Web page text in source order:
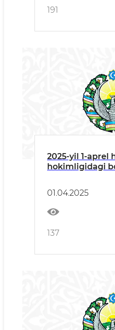
191
2025-yil 1-aprel
hokimligidagi
01.04.2025
137